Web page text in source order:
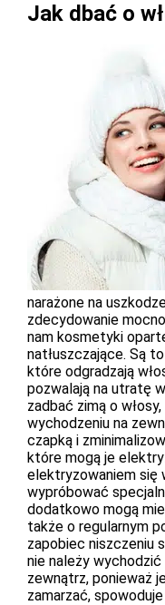
Jak dbać o
narażone na
zdecydowanie
nam kosmetyki
natłuszczające. Są
które odgradzają
pozwalają na utratę
zadbać zimą o
wychodzeniu na
czapką i
które mogą je
elektryzowaniem się
wypróbować
dodatkowo mogą
także o regularnym
zapobiec niszczeniu
nie należy
zewnątrz, ponieważ
zamarzać,